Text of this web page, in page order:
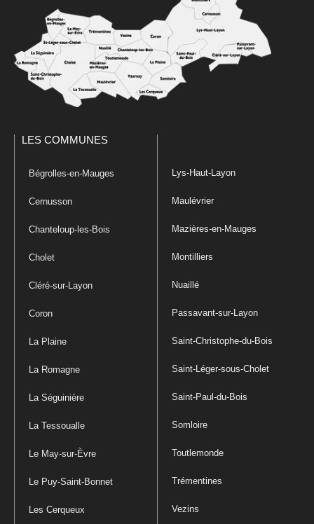
LES COMMUNES
Bégrolles-en-Mauges
Cernusson
Chanteloup-les-Bois
Cholet
Cléré-sur-Layon
Coron
La Plaine
La Romagne
La Séguinière
La Tessoualle
Le May-sur-Èvre
Le Puy-Saint-Bonnet
Les Cerqueux
Lys-Haut-Layon
Maulévrier
Mazières-en-Mauges
Montilliers
Nuaillé
Passavant-sur-Layon
Saint-Christophe-du-Bois
Saint-Léger-sous-Cholet
Saint-Paul-du-Bois
Somloire
Toutlemonde
Trémentines
Vezins